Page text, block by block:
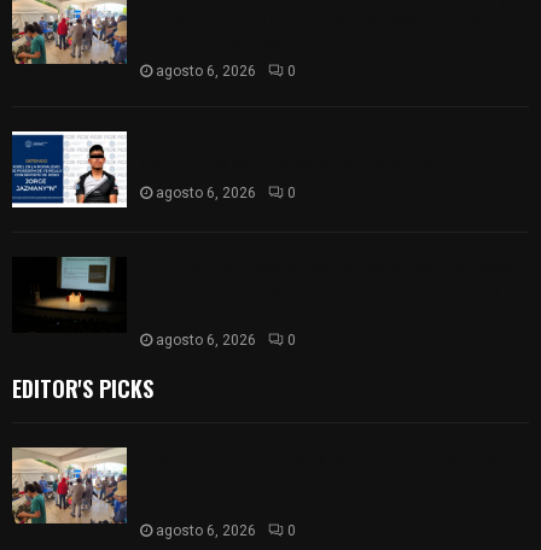
agosto 6, 2026 0
agosto 6, 2026 0
agosto 6, 2026 0
EDITOR'S PICKS
agosto 6, 2026 0